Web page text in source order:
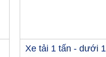
Xe tải 1 tấn - dưới